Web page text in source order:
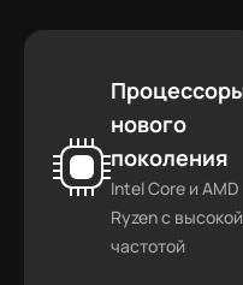
нового
поколения
Intel Core и AMD
Ryzen с высокой
частотой